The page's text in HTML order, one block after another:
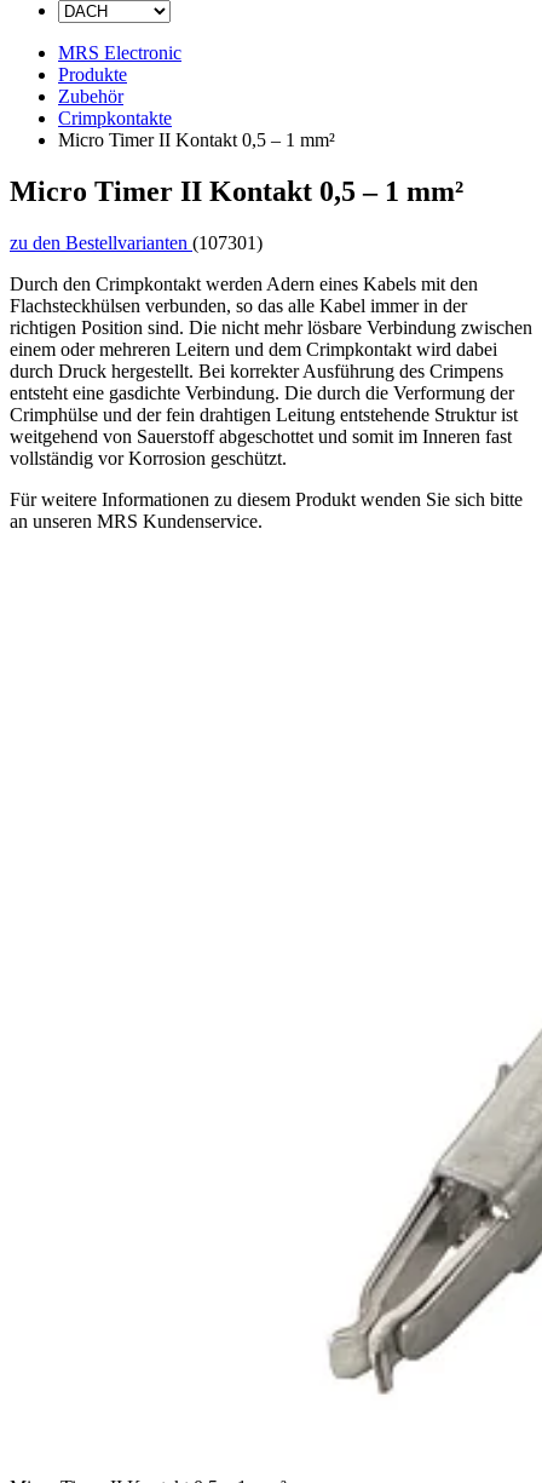
MRS Electronic
Produkte
Zubehör
Crimpkontakte
Micro Timer II Kontakt 0,5 – 1 mm²
Micro Timer II Kontakt 0,5 – 1 mm²
zu den Bestellvarianten (107301)
Durch den Crimpkontakt werden Adern eines Kabels mit den
Flachsteckhülsen verbunden, so das alle Kabel immer in der
richtigen Position sind. Die nicht mehr lösbare Verbindung zwischen
einem oder mehreren Leitern und dem Crimpkontakt wird dabei
durch Druck hergestellt. Bei korrekter Ausführung des Crimpens
entsteht eine gasdichte Verbindung. Die durch die Verformung der
Crimphülse und der fein drahtigen Leitung entstehende Struktur ist
weitgehend von Sauerstoff abgeschottet und somit im Inneren fast
vollständig vor Korrosion geschützt.
Für weitere Informationen zu diesem Produkt wenden Sie sich bitte
an unseren MRS Kundenservice.